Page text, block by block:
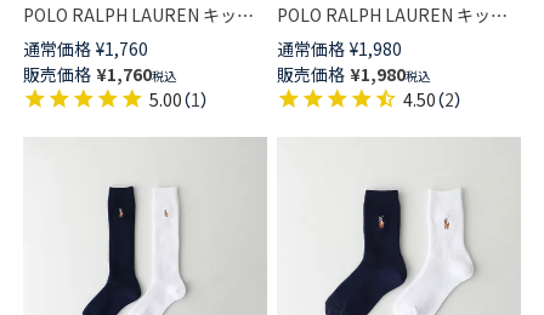
POLO RALPH LAUREN キッズ
ソックス RL I&T アメリカーナ
ベア クルー丈 04835745
通常価格 ¥1,760
販売価格 ¥1,760税込
5.00（1）
POLO RALPH LAUREN キッズ
ハイソックス 折り返しピコット
ミシン フリル 04813773
通常価格 ¥1,980
販売価格 ¥1,980税込
4.50（2）